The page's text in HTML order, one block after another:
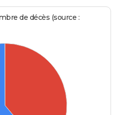
de décès (source :